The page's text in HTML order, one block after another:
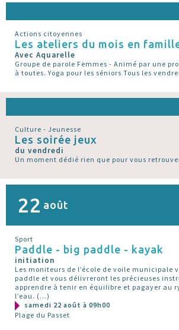
Actions citoyennes
Les ateliers du mois en
Avec Aquarelle
Groupe de parole Femmes - Animé par une
à toutes. Yoga pour les séniors Tous les
Culture - Jeunesse
Les soirée jeux
du vendredi
Un moment dédié rien que pour vous
22 août
Sport
Paddle - big paddle - kayak
initiation
Les moniteurs de l’école de voile municipale
paddle et vous délivreront les précieuses
apprendre à tenir en équilibre et pagayer au
l’eau. (…)
samedi 22 août à 09h00
Plage du Passet